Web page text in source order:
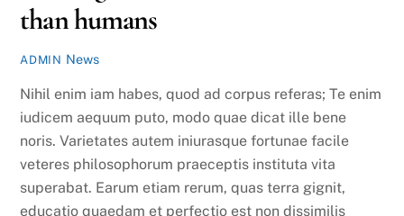
than humans
ADMIN News
Nihil enim iam habes, quod ad corpus referas; Te enim
iudicem aequum puto, modo quae dicat ille bene
noris. Varietates autem iniurasque fortunae facile
veteres philosophorum praeceptis instituta vita
superabat. Earum etiam rerum, quas terra gignit,
educatio quaedam et perfectio est non dissimilis